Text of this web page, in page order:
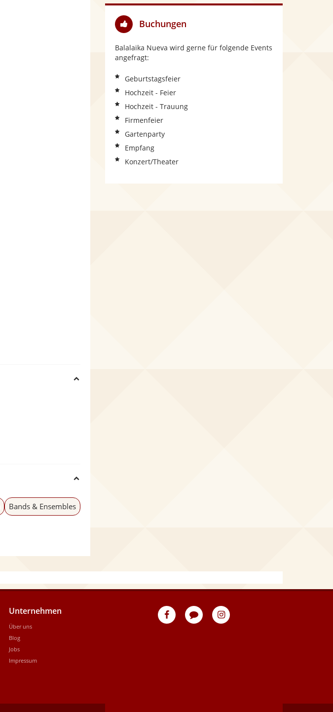
i
e
Bands & Ensembles
Buchungen
Balalaika Nueva wird gerne für folgende Events
angefragt:
Geburtstagsfeier
Hochzeit - Feier
Hochzeit - Trauung
Firmenfeier
Gartenparty
Empfang
Konzert/Theater
eventpeppersBlog
eventpeppers
Unternehmen
Über uns
Blog
Jobs
Impressum